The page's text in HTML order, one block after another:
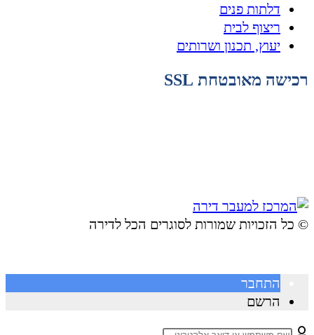
דלתות פנים
ריצוף לבית
יעוץ, תכנון ושרותים
רכישה מאובטחת SSL
© ​כל הזכויות שמורות לסוגרים הכל לדירה
התחבר
הרשם